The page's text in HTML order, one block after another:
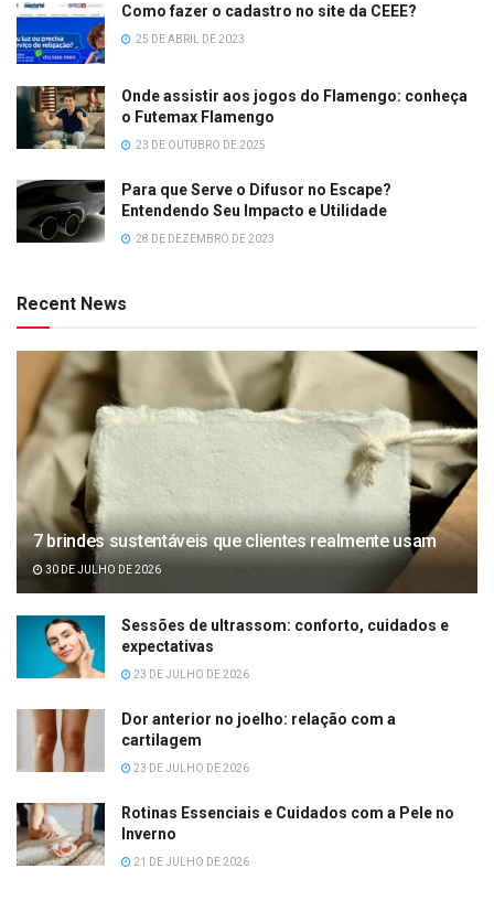
Como fazer o cadastro no site da CEEE?
25 DE ABRIL DE 2023
Onde assistir aos jogos do Flamengo: conheça
o Futemax Flamengo
23 DE OUTUBRO DE 2025
Para que Serve o Difusor no Escape?
Entendendo Seu Impacto e Utilidade
28 DE DEZEMBRO DE 2023
Recent News
7 brindes sustentáveis que clientes realmente usam
30 DE JULHO DE 2026
Sessões de ultrassom: conforto, cuidados e
expectativas
23 DE JULHO DE 2026
Dor anterior no joelho: relação com a
cartilagem
23 DE JULHO DE 2026
Rotinas Essenciais e Cuidados com a Pele no
Inverno
21 DE JULHO DE 2026